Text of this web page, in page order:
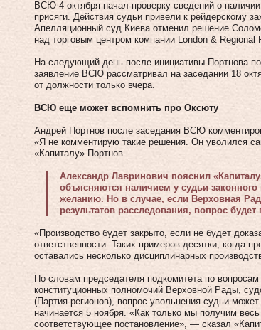
ВСЮ 4 октября начал проверку сведений о
присяги. Действия судьи привели к рейдерскому
Апелляционный суд Киева отменил решение
над торговым центром компании London & Regional
На следующий день после инициативы Портнова
заявление ВСЮ рассматривал на заседании 18
от должности только вчера.
ВСЮ еще может вспомнить про Оксюту
Андрей Портнов после заседания ВСЮ
«Я не комментирую такие решения. Он уволился
«Капиталу» Портнов.
Александр Лавринович пояснил
объясняются наличием у судьи
желанию. Но в случае, если Верховная
результатов расследования, вопрос
«Производство будет закрыто, если не будет
ответственности. Таких примеров десятки, когда
оставались несколько дисциплинарных
По словам председателя подкомитета по
конституционных полномочий Верховной Рады,
(Партия регионов), вопрос увольнения судьи
начинается 5 ноября. «Как только мы получим
соответствующее постановление», — сказал